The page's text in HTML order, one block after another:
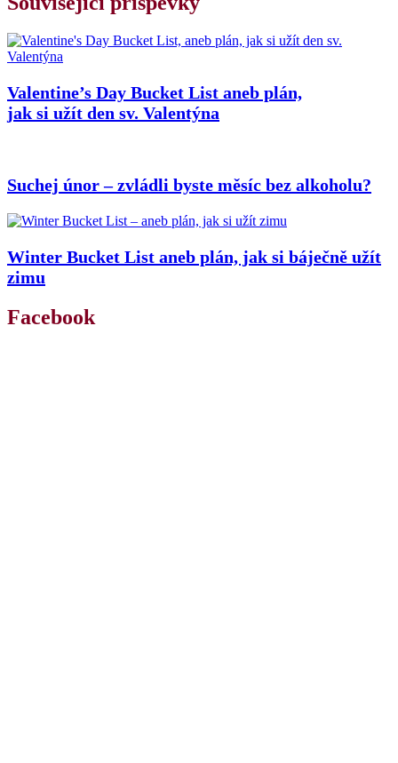
Valentine’s Day Bucket List aneb plán,
jak si užít den sv. Valentýna
Suchej únor – zvládli byste měsíc bez alkoholu?
Winter Bucket List aneb plán, jak si báječně užít
zimu
Facebook